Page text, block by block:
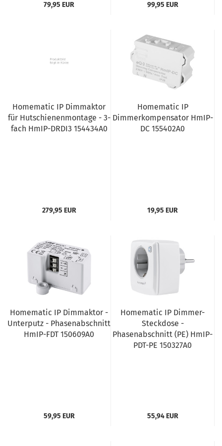
79,95 EUR 99,95 EUR
Homematic IP Dimmaktor
für Hutschienenmontage - 3-
fach HmIP-DRDI3 154434A0
279,95 EUR
Homematic IP
Dimmerkompensator HmIP-
DC 155402A0
19,95 EUR
Homematic IP Dimmaktor -
Unterputz - Phasenabschnitt
HmIP-FDT 150609A0
59,95 EUR
Homematic IP Dimmer-
Steckdose -
Phasenabschnitt (PE) HmIP-
PDT-PE 150327A0
55,94 EUR